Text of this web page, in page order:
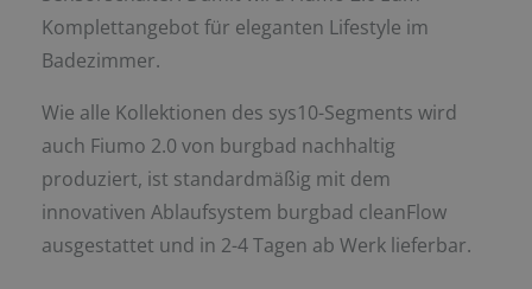
Komplettangebot für eleganten Lifestyle im
Badezimmer.
Wie alle Kollektionen des sys10-Segments wird
auch Fiumo 2.0 von burgbad nachhaltig
produziert, ist standardmäßig mit dem
innovativen Ablaufsystem burgbad cleanFlow
ausgestattet und in 2-4 Tagen ab Werk lieferbar.